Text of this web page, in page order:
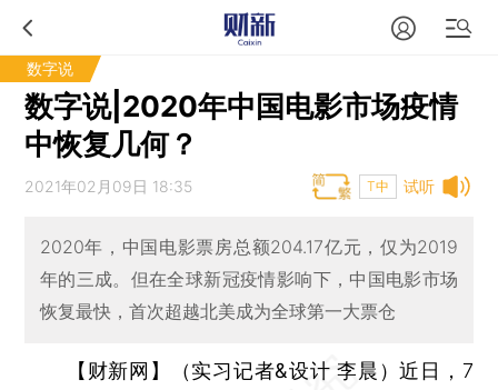
数字说
数字说|2020年中国电影市场疫情
中恢复几何？
试听
2021年02月09日 18:35 T中
2020年，中国电影票房总额204.17亿元，仅为2019
年的三成。但在全球新冠疫情影响下，中国电影市场
恢复最快，首次超越北美成为全球第一大票仓
【财新网】（实习记者&设计 李晨）近日，7